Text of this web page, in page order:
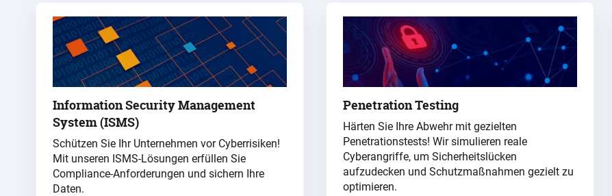
Information Security Management
System (ISMS)
Schützen Sie Ihr Unternehmen vor Cyberrisiken!
Mit unseren ISMS-Lösungen erfüllen Sie
Compliance-Anforderungen und sichern Ihre
Daten.
Penetration Testing
Härten Sie Ihre Abwehr mit gezielten
Penetrationstests! Wir simulieren reale
Cyberangriffe, um Sicherheitslücken
aufzudecken und Schutzmaßnahmen gezielt zu
optimieren.